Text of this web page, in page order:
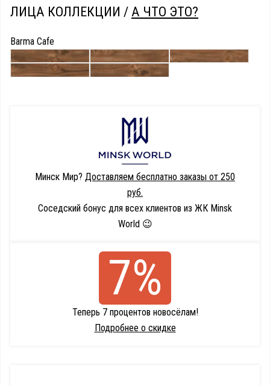
ЛИЦА КОЛЛЕКЦИИ / А ЧТО ЭТО?
Barma Cafe
Минск Мир? Доставляем бесплатно заказы от 250
руб.
Соседский бонус для всех клиентов из ЖК Minsk
World 😉
7%
Теперь 7 процентов новосёлам!
Подробнее о скидке